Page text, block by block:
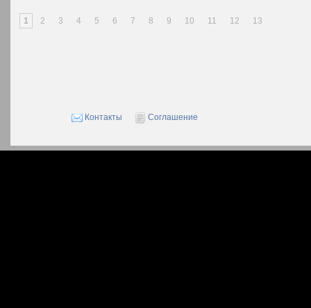
1 2 3 4 5 6 7 8 9 10 11 12 13
Контакты Соглашение